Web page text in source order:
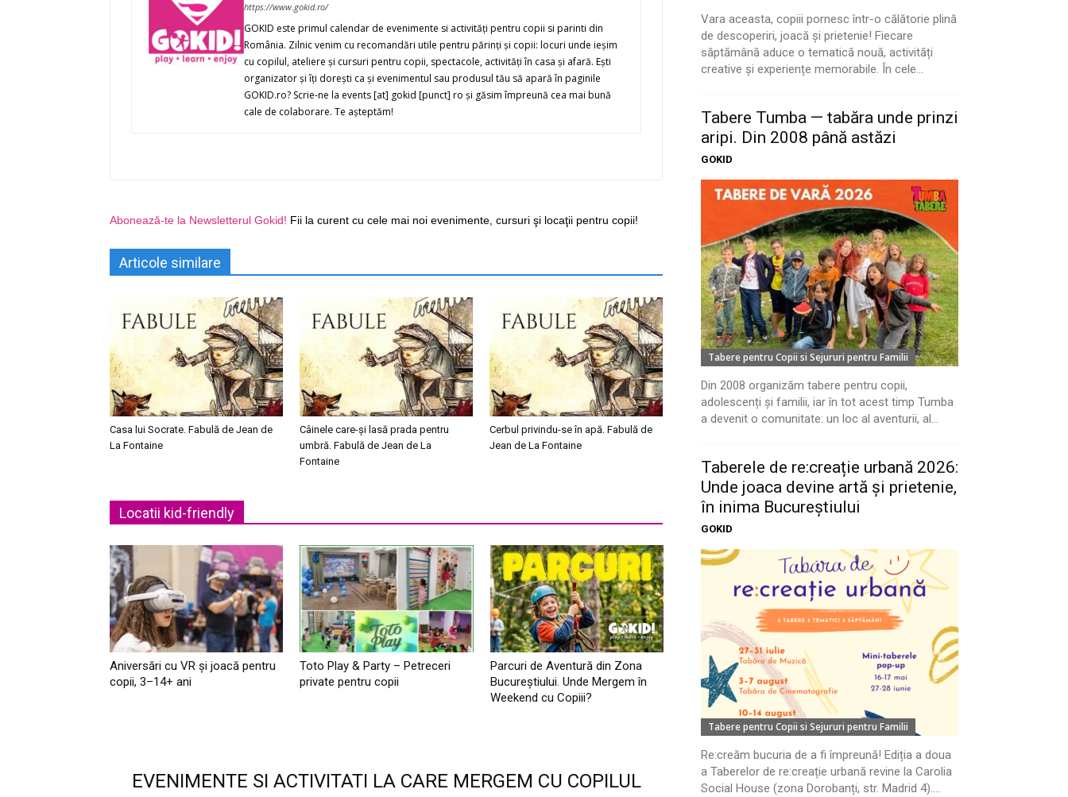
https://www.gokid.ro/
GOKID este primul calendar de evenimente si activităţi pentru copii si parinti din
România. Zilnic venim cu recomandări utile pentru părinţi şi copii: locuri unde ieşim
cu copilul, ateliere şi cursuri pentru copii, spectacole, activităţi în casa şi afară. Eşti
organizator şi îţi doreşti ca şi evenimentul sau produsul tău să apară în paginile
GOKID.ro? Scrie-ne la events [at] gokid [punct] ro şi găsim împreună cea mai bună
cale de colaborare. Te aşteptăm!
Abonează-te la Newsletterul Gokid! Fii la curent cu cele mai noi evenimente, cursuri şi locaţii pentru copii!
Articole similare
Casa lui Socrate. Fabulă de Jean de
La Fontaine
Câinele care-şi lasă prada pentru
umbră. Fabulă de Jean de La
Fontaine
Cerbul privindu-se în apă. Fabulă de
Jean de La Fontaine
Locatii kid-friendly
Aniversări cu VR și joacă pentru
copii, 3–14+ ani
Toto Play & Party – Petreceri
private pentru copii
Parcuri de Aventură din Zona
Bucureştiului. Unde Mergem în
Weekend cu Copiii?
EVENIMENTE SI ACTIVITATI LA CARE MERGEM CU COPILUL
Vara aceasta, copiii pornesc într-o călătorie plină
de descoperiri, joacă și prietenie! Fiecare
săptămână aduce o tematică nouă, activități
creative și experiențe memorabile. În cele...
Tabere Tumba — tabăra unde prinzi
aripi. Din 2008 până astăzi
GOKID
Tabere pentru Copii si Sejururi pentru Familii
Din 2008 organizăm tabere pentru copii,
adolescenți și familii, iar în tot acest timp Tumba
a devenit o comunitate: un loc al aventurii, al...
Taberele de re:creație urbană 2026:
Unde joaca devine artă și prietenie,
în inima Bucureștiului
GOKID
Tabere pentru Copii si Sejururi pentru Familii
Re:creăm bucuria de a fi împreună! Ediția a doua
a Taberelor de re:creație urbană revine la Carolia
Social House (zona Dorobanți, str. Madrid 4)....